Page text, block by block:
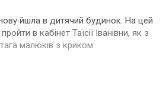
йшла в дитячий будинок. На цей
в кабінет Таїсії Іванівни, як з
малюків з криком: